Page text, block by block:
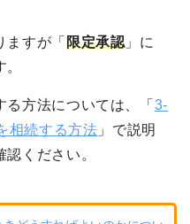
すが「 限定承認」に
方法については、「 3-
相続する方法 」で説明
ください。